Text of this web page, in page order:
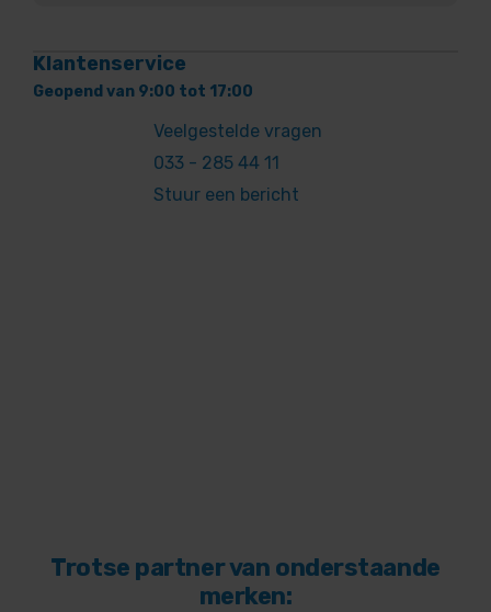
Klantenservice
Geopend van 9:00 tot 17:00
Veelgestelde vragen
033 - 285 44 11
Stuur een bericht
Trotse partner van onderstaande
merken: